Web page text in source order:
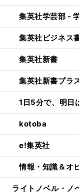
集英社学芸部 -
集英社ビジネス
集英社新書
集英社新書プラ
1日5分で、明日
kotoba
e!集英社
情報・知識＆オ
ライトノベル・ノ